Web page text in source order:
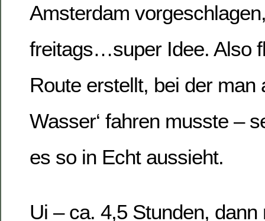
Amsterdam
freitags…super Idee. Also
Route erstellt, bei der man
Wasser‘ fahren musste –
es so in Echt aussieht.
Ui – ca. 4,5 Stunden, dann